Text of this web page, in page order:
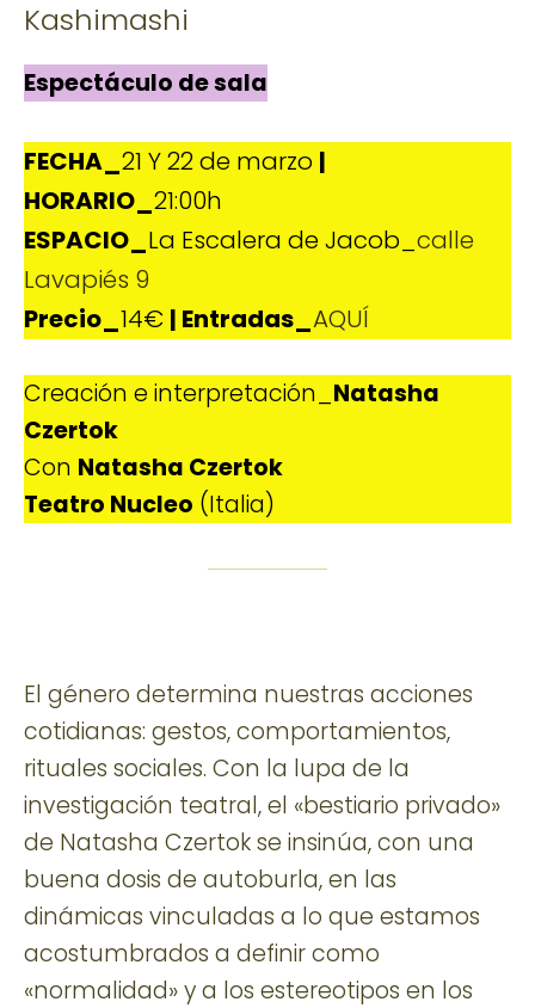
Kashimashi
Espectáculo de sala
FECHA_ 21 Y 22 de marzo |
HORARIO_ 21:00h
ESPACIO_ La Escalera de Jacob_ calle
Lavapiés 9
Precio_ 14€ | Entradas_ AQUÍ
Creación e interpretación_ Natasha
Czertok
Con Natasha Czertok
Teatro Nucleo (Italia)
El género determina nuestras acciones
cotidianas: gestos, comportamientos,
rituales sociales. Con la lupa de la
investigación teatral, el «bestiario privado»
de Natasha Czertok se insinúa, con una
buena dosis de autoburla, en las
dinámicas vinculadas a lo que estamos
acostumbrados a definir como
«normalidad» y a los estereotipos en los